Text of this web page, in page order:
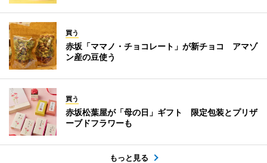
買う
赤坂「ママノ・チョコレート」が新チョコ アマゾ
ン産の豆使う
買う
赤坂松葉屋が「母の日」ギフト 限定包装とプリザ
ーブドフラワーも
もっと見る